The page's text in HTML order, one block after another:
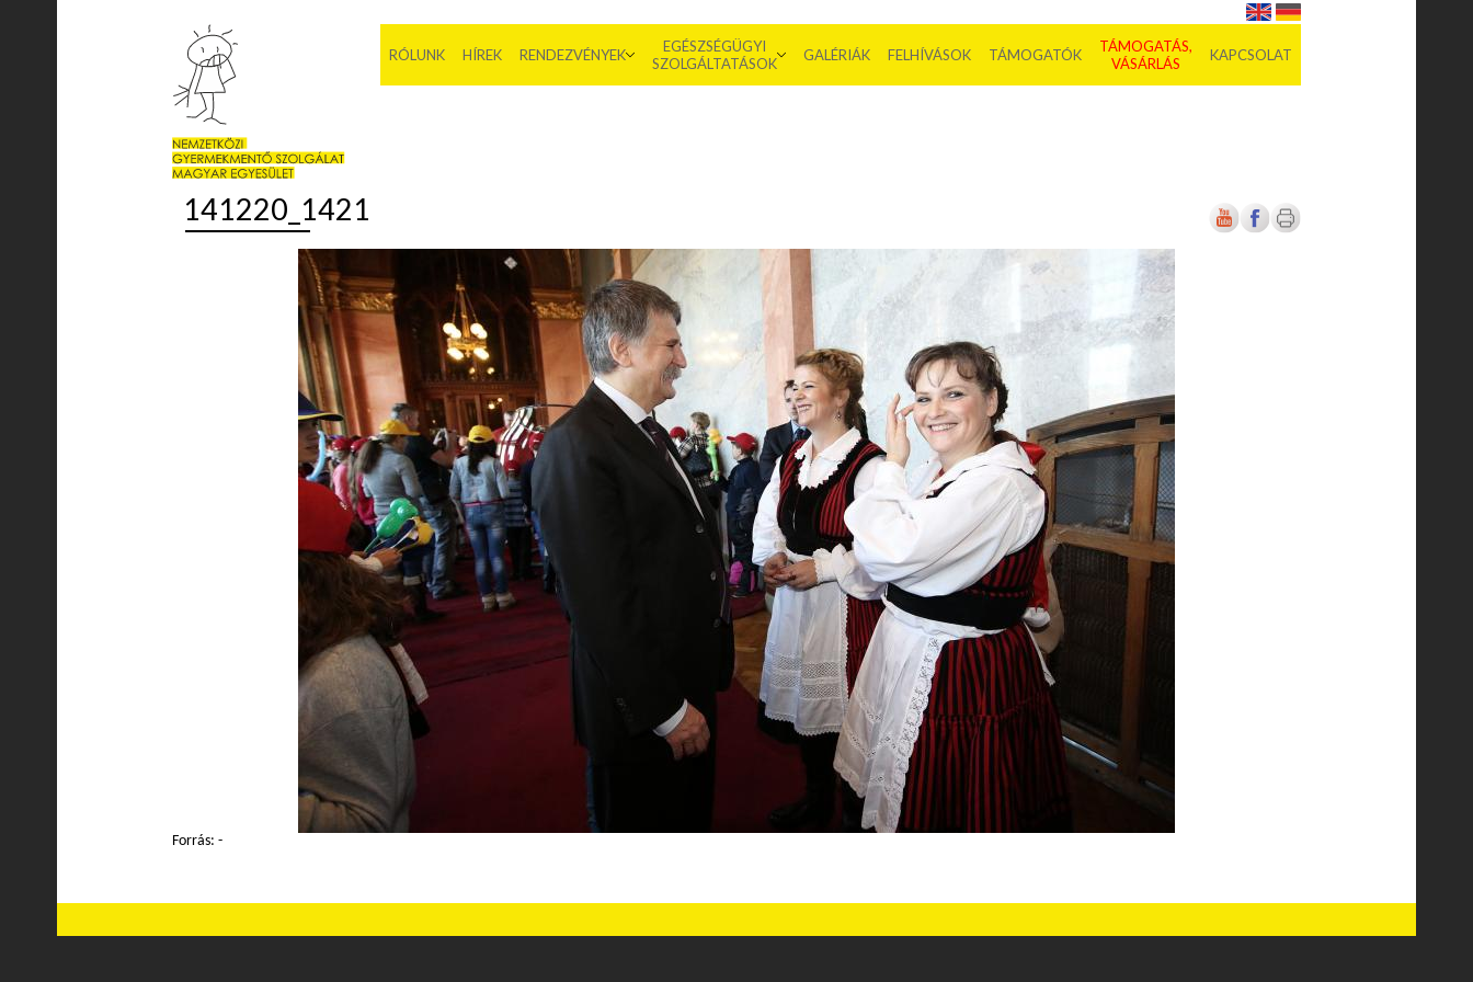
RÓLUNK HÍREK RENDEZVÉNYEK
EGÉSZSÉGÜGYI
SZOLGÁLTATÁSOK
GALÉRIÁK FELHÍVÁSOK TÁMOGATÓK
TÁMOGATÁS,
VÁSÁRLÁS
KAPCSOLAT
141220_1421
Forrás: -